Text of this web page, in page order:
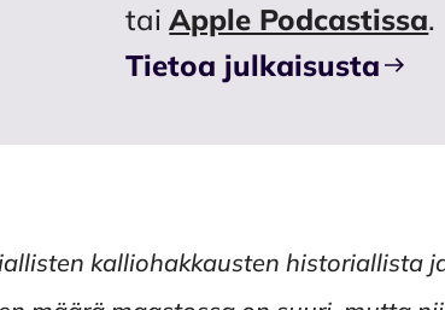
taiApple Podcastissa.
Tietoa julkaisusta
kalliohakkausten historiallista